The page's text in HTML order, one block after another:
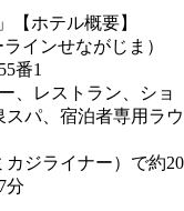
【ホテル概要】
インせながじま）
番1
、レストラン、ショ
パ、宿泊者専用ラウ
ジライナー）で約20
分